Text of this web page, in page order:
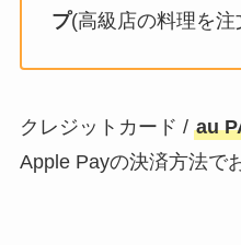
プ(高級店の料理を注
クレジットカード / au
Apple Payの決済方法で